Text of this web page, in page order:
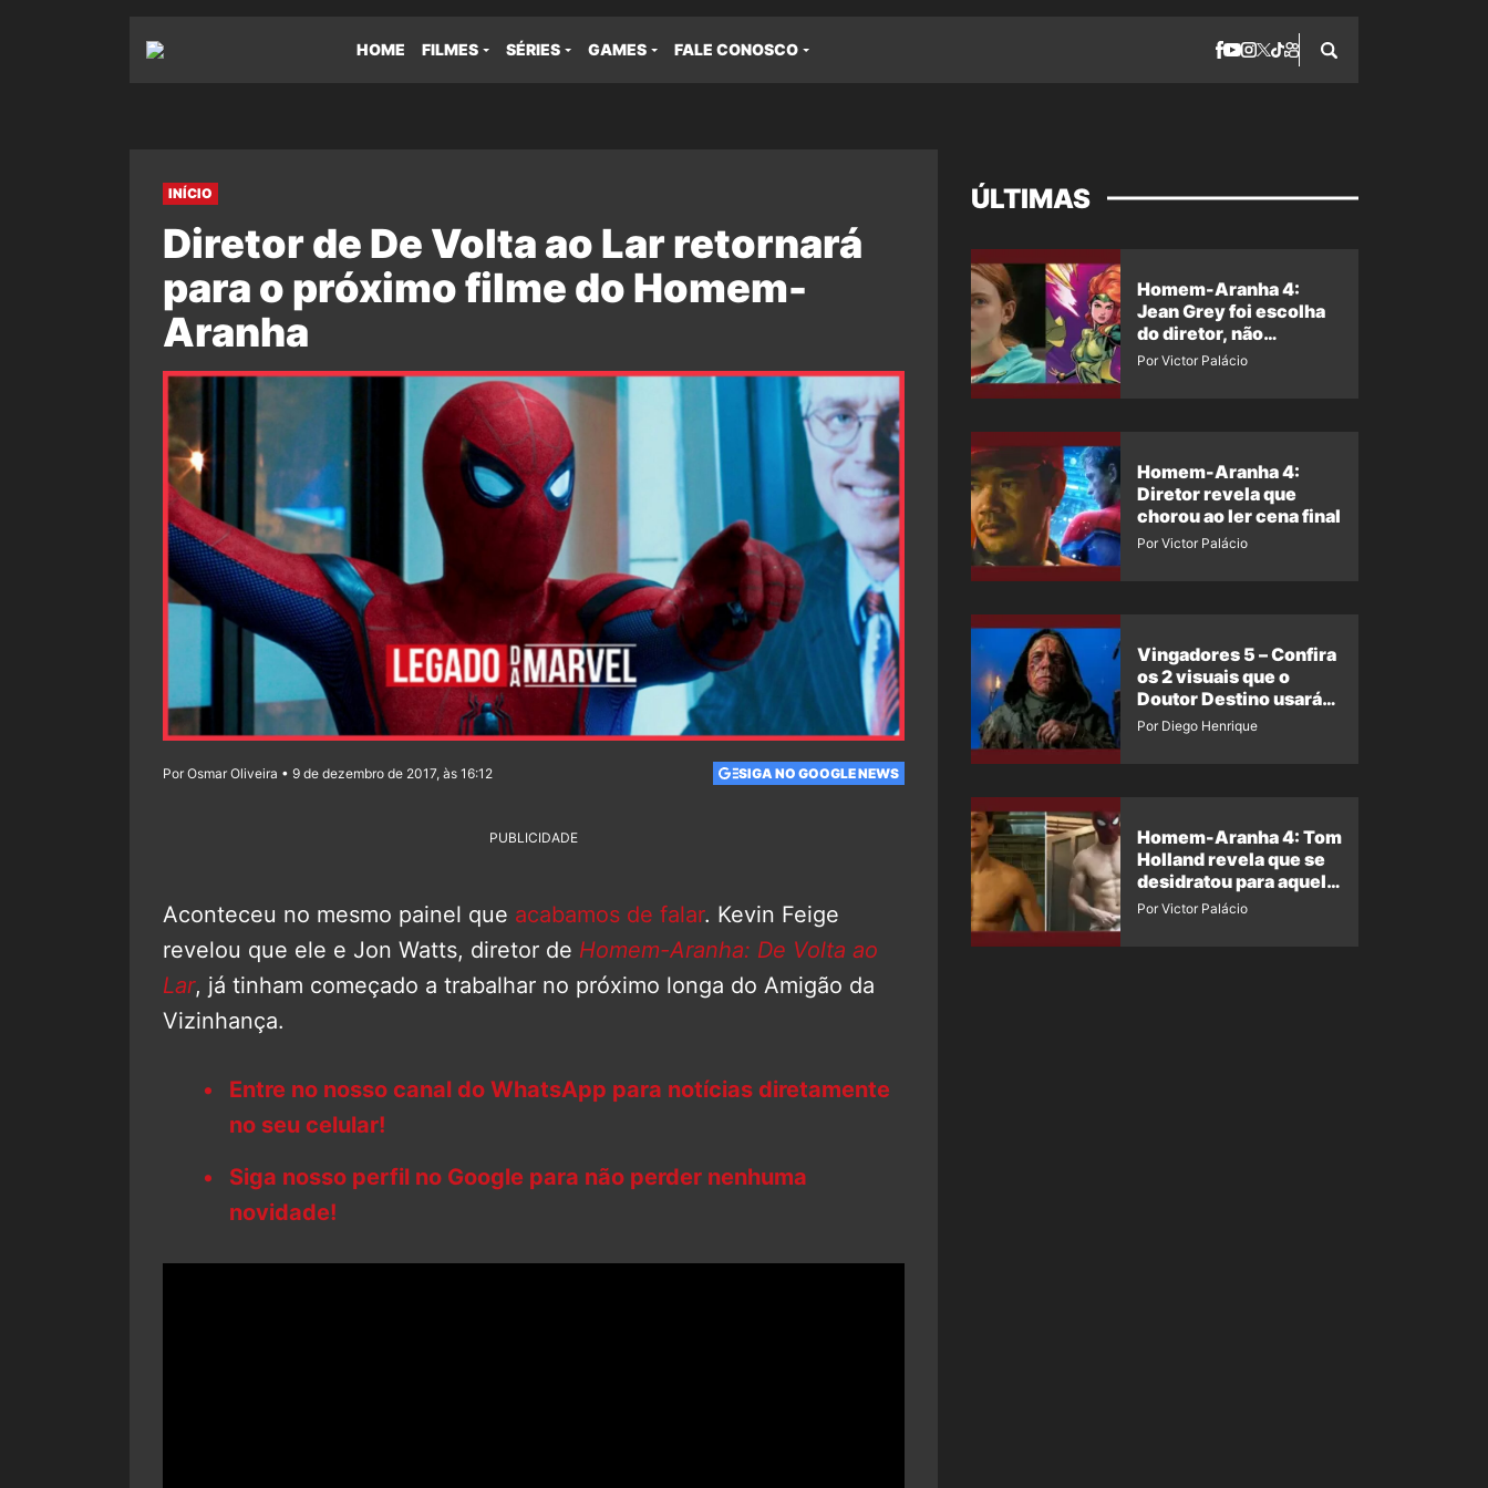
HOME FILMES SÉRIES GAMES FALE CONOSCO
INÍCIO
Diretor de De Volta ao Lar retornará
para o próximo filme do Homem-
Aranha
Por Osmar Oliveira • 9 de dezembro de 2017, às 16:12 SIGA NO GOOGLE NEWS
PUBLICIDADE
Aconteceu no mesmo painel que acabamos de falar. Kevin Feige
revelou que ele e Jon Watts, diretor de Homem-Aranha: De Volta ao
Lar, já tinham começado a trabalhar no próximo longa do Amigão da
Vizinhança.
Entre no nosso canal do WhatsApp para notícias diretamente
no seu celular!
Siga nosso perfil no Google para não perder nenhuma
novidade!
ÚLTIMAS
Homem-Aranha 4:
Jean Grey foi escolha
do diretor, não
imposição da Marvel
Por Victor Palácio
Homem-Aranha 4:
Diretor revela que
chorou ao ler cena final
Por Victor Palácio
Vingadores 5 – Confira
os 2 visuais que o
Doutor Destino usará
no filme
Por Diego Henrique
Homem-Aranha 4: Tom
Holland revela que se
desidratou para aquela
cena
Por Victor Palácio